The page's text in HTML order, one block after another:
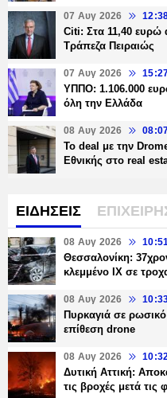
07 Αυγ 2026
Citi: Στα 11,40 ευρώ
Τράπεζα Πειραιώς
07 Αυγ 2026
ΥΠΠΟ: 1.106.000
όλη την Ελλάδα
08 Αυγ 2026
Το deal με την
Εθνικής στο real
ΕΙΔΗΣΕΙΣ
08 Αυγ 2026
Θεσσαλονίκη:
κλεμμένο ΙΧ σε
08 Αυγ 2026
Πυρκαγιά σε
επίθεση drone
08 Αυγ 2026
Δυτική Αττική:
τις βροχές μετά τις